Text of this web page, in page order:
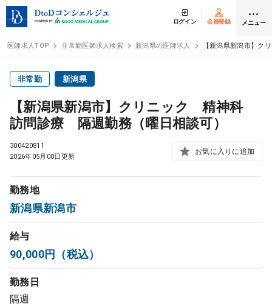
ログイン 会員登録 メニュー
医師求人
常勤検索 転職
非常勤検索
スポット検索
DtoDの転職・アルバイト支援
コンサルタント
医師求人TOP 非常勤医師求人検索 新潟県の医師求人 【新潟県新潟市】
非常勤 新潟県
【新潟県新潟市】クリニック 精神科
訪問診療 隔週勤務（曜日相談可）
300420811
2026年05月08日更新
お気に入りに追加
勤務地
新潟県新潟市
給与
90,000円（税込）
勤務日
隔週